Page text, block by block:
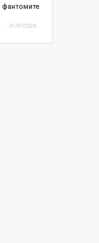
фантомите
31/07/2026